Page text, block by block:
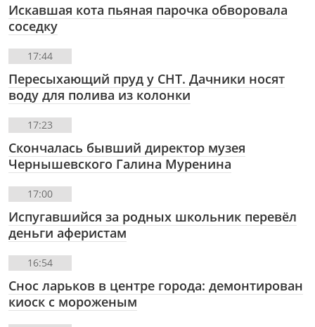
Искавшая кота пьяная парочка обворовала
соседку
17:44
Пересыхающий пруд у СНТ. Дачники носят
воду для полива из колонки
17:23
Скончалась бывший директор музея
Чернышевского Галина Муренина
17:00
Испугавшийся за родных школьник перевёл
деньги аферистам
16:54
Снос ларьков в центре города: демонтирован
киоск с мороженым